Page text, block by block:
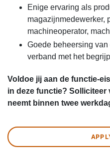
Enige ervaring als
magazijnmedewerker,
machineoperator,
Goede beheersing
verband met het
Voldoe jij aan de functie-
in deze functie? Solliciteer
neemt binnen twee